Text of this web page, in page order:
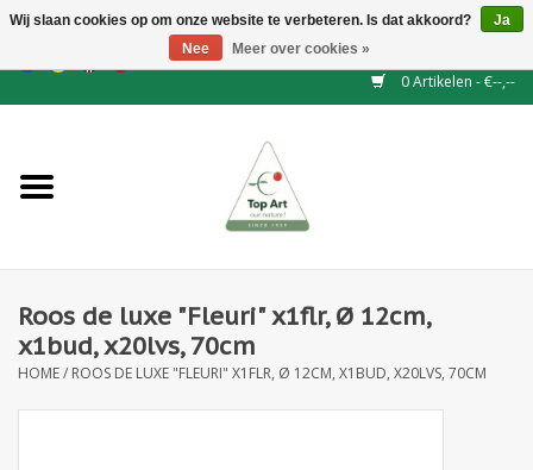
EUR/GBP/CHF
0 Artikelen - €--,--
NIEUW
Binderij
Kunstbloemen
Roos de luxe "Fleuri" x1flr, Ø 12cm,
x1bud, x20lvs, 70cm
HOME/ ROOS DE LUXE "FLEURI" X1FLR, Ø 12CM, X1BUD, X20LVS, 70CM
Wij slaan cookies op om onze website te verbeteren. Is dat akkoord?
Ja
Nee
Meer over cookies »